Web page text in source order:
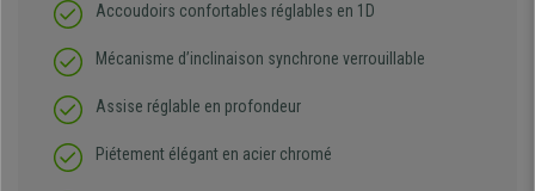
Accoudoirs confortables réglables en 1D
Mécanisme d’inclinaison synchrone verrouillable
Assise réglable en profondeur
Piétement élégant en acier chromé